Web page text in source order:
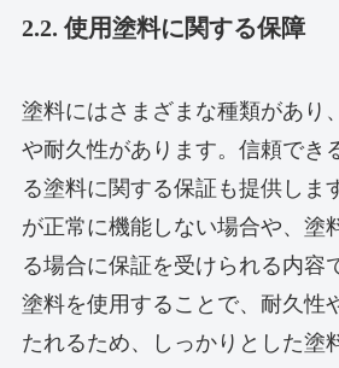
2.2. 使用塗料に関する保障
塗料にはさまざまな種類があり
や耐久性があります。信頼でき
る塗料に関する保証も提供しま
が正常に機能しない場合や、塗
る場合に保証を受けられる内容
塗料を使用することで、耐久性
たれるため、しっかりとした塗